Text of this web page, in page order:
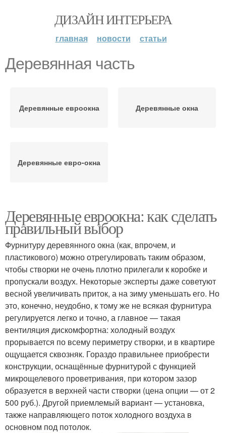
ДИЗАЙН ИНТЕРЬЕРА
главная новости статьи
Деревянная часть
Деревянные евроокна Деревянные окна
Деревянные евро-окна
Деревянные евроокна: как сделать
правильный выбор
Фурнитуру деревянного окна (как, впрочем, и
пластикового) можно отрегулировать таким образом,
чтобы створки не очень плотно прилегали к коробке и
пропускали воздух. Некоторые эксперты даже советуют
весной увеличивать приток, а на зиму уменьшать его. Но
это, конечно, неудобно, к тому же не всякая фурнитура
регулируется легко и точно, а главное — такая
вентиляция дискомфортна: холодный воздух
прорывается по всему периметру створки, и в квартире
ощущается сквозняк. Гораздо правильнее приобрести
конструкции, оснащённые фурнитурой с функцией
микрощелевого проветривания, при котором зазор
образуется в верхней части створки (цена опции — от 2
500 руб.). Другой приемлемый вариант — установка,
также направляющего поток холодного воздуха в
основном под потолок.